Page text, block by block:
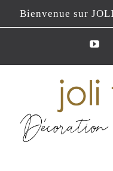
Passer
au
Bienvenue sur